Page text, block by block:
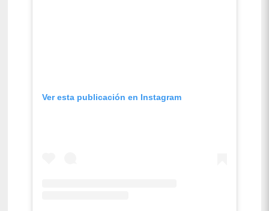
Ver esta publicación en Instagram